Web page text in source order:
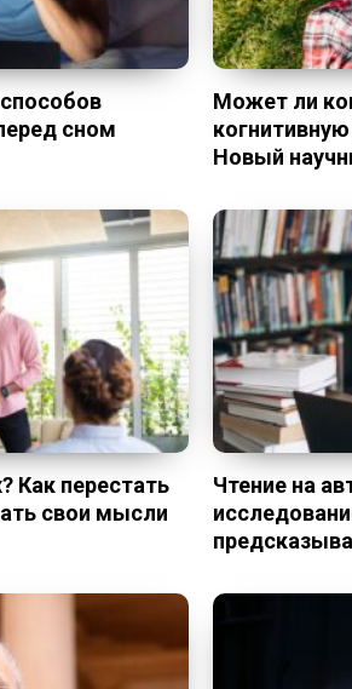
способов
сном
Может ли
Новый
Как перестать
свои мысли
Чтение на